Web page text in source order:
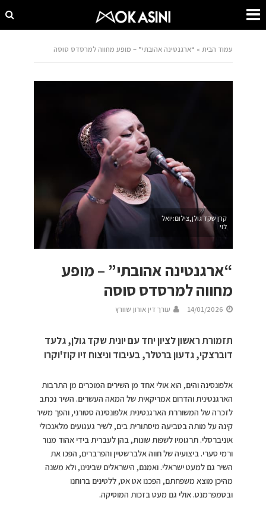
עמוד הבית » “ארגנטינה אהובתי” – מופע מחווה למרסדס סוסה
קרן שקד גולן,צילום:יואל
לוי
“ארגנטינה אהובתי” – מופע
מחווה למרסדס סוסה
14/01/2026 עורך דין אורון שוורץ
תזמורת ראשון לציון יחד עם יונית שקד גולן, גלעד
דוברצקי, גדעון ברטלר, בעיבוד וניצוח זיו קוז'וקרו
אלפונסינה והים, הוא אולי אחד מן השירים המוכרים מן התרבות
הארגנטינית והדרום אמריקאית של המאה העשרים. השיר נכתב
לזכרה של המשוררת הארגנטינית אלפונסינה סטורני, והפך משיר
קינה על מותה בטביעה מיסתורית בים, לשיר געגועים מלאנכולי
אוניברסלי. תרגומיו לשפות שונות, בהן לעברית בידי אהוד מנור
ורמי סערי. ביצועיה של חווה אלברשטיין והפרברים, הפכו את
השיר גם למעט ישראלי. ואמנם, הישראלים שבינינו, ולא משנה
מהיכן מוצא משפחתם, הפכנו אט אט, ללטינים ברוחנו
ובטמפרמנט. אולי גם מעט בזכות המוסיקה.